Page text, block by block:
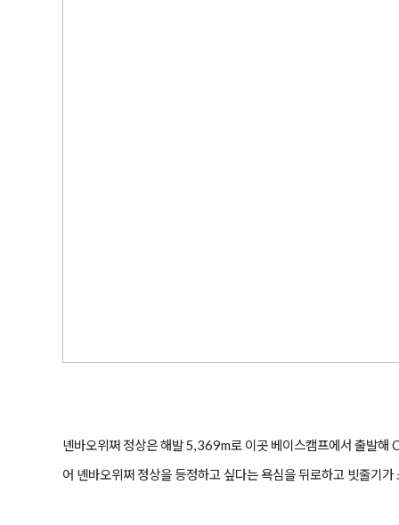
녠바오위쩌 정상은 해발 5,369m로 이곳 베이스캠프에서 출발해
어 녠바오위쩌 정상을 등정하고 싶다는 욕심을 뒤로하고 빗줄기